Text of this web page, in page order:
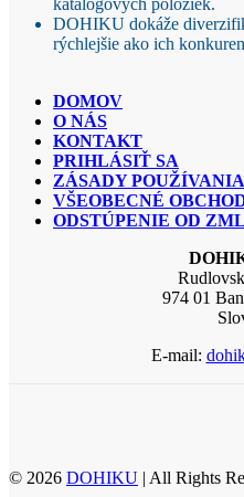
katalógových položiek.
DOHIKU dokáže
rýchlejšie ako ich
DOMOV
O NÁS
KONTAKT
PRIHLÁSIŤ SA
ZÁSADY
VŠEOBECNÉ
ODSTÚPENIE OD
974 01
E-mail:
© 2026 DOHIKU | All Rights